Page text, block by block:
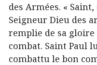
des Armées. «
Seigneur Dieu des
remplie de sa gloire
combat. Saint Paul
combattu le bon